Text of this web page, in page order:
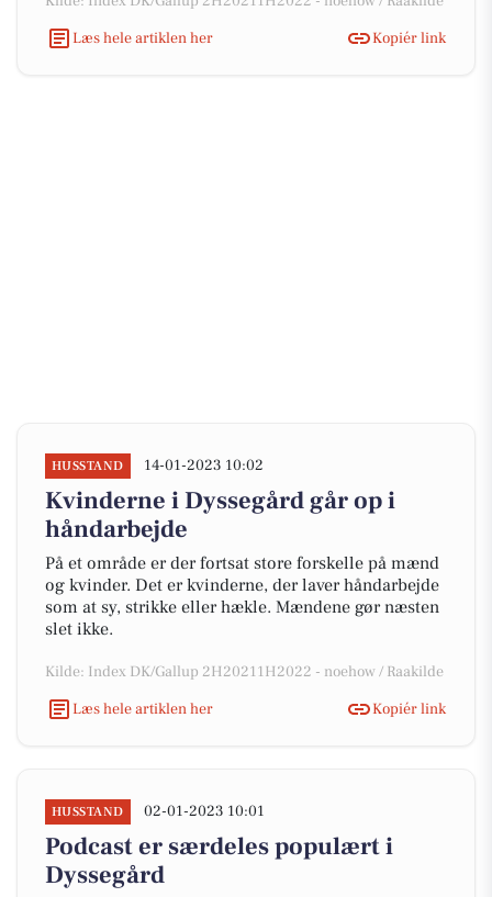
Læs hele artiklen her
Kopiér link
HUSSTAND 14-01-2023 10:02
Kvinderne i Dyssegård går op i
håndarbejde
På et område er der fortsat store forskelle på mænd
og kvinder. Det er kvinderne, der laver håndarbejde
som at sy, strikke eller hækle. Mændene gør næsten
slet ikke.
Kilde: Index DK/Gallup 2H20211H2022 - noehow / Raakilde
Læs hele artiklen her
Kopiér link
HUSSTAND 02-01-2023 10:01
Podcast er særdeles populært i
Dyssegård